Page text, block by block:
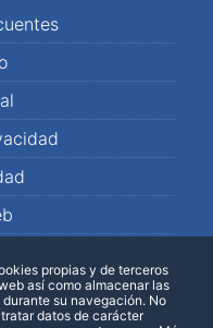
propias y de terceros
así como almacenar las
su navegación. No
datos de carácter